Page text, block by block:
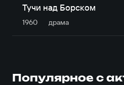
Тучи над Борском
1960 драма
Популярное с